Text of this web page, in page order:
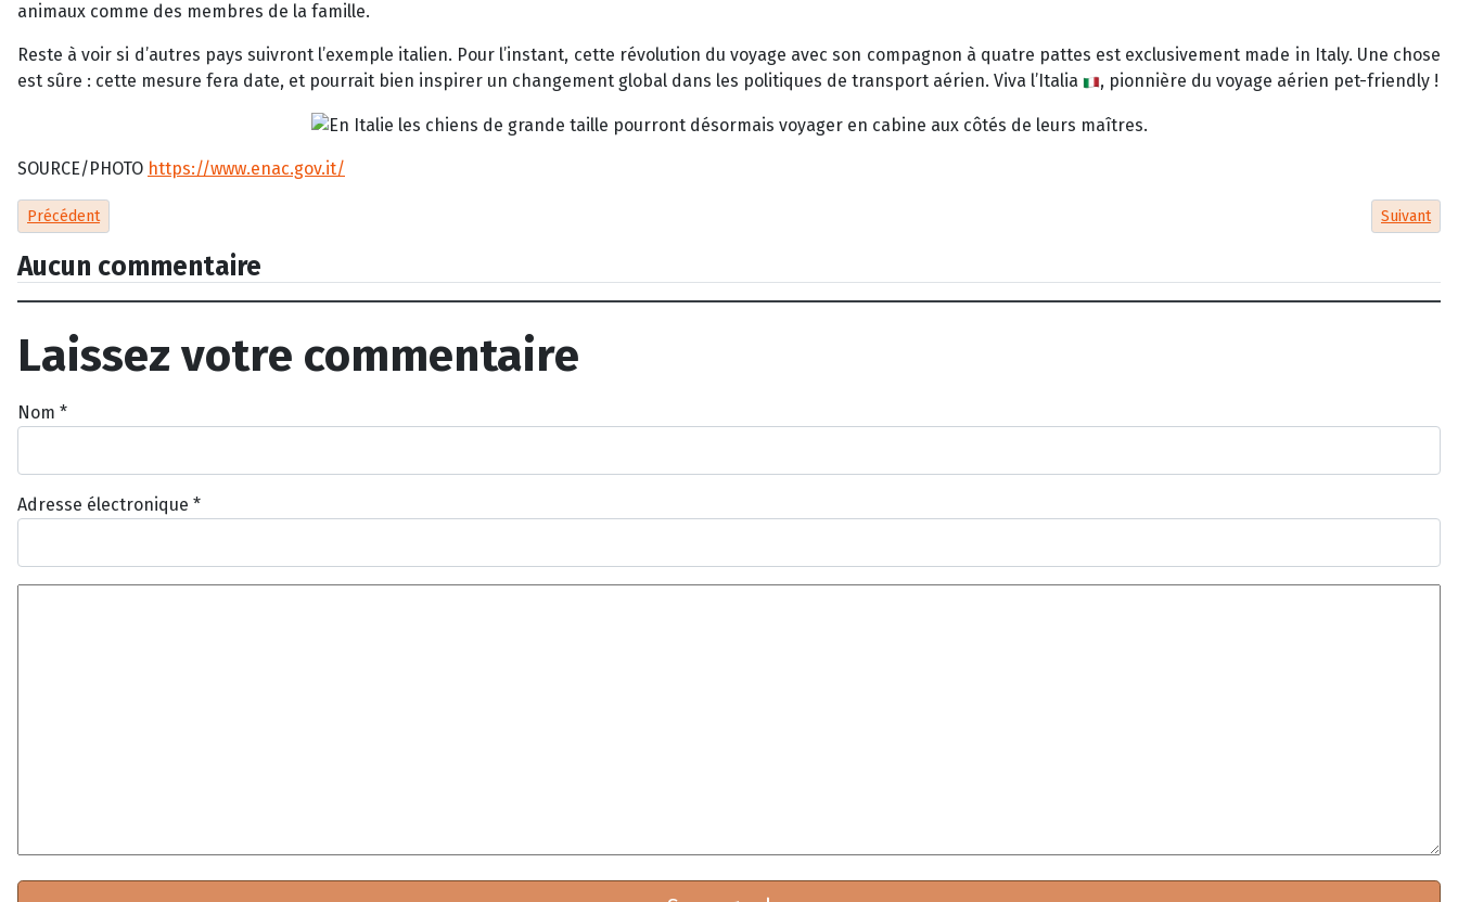
animaux comme des membres de la famille.
Reste à voir si d’autres pays suivront l’exemple italien. Pour l’instant, cette révolution du voyage avec son compagnon à quatre pattes est exclusivement made in Italy. Une chose
est sûre : cette mesure fera date, et pourrait bien inspirer un changement global dans les politiques de transport aérien. Viva l’Italia
, pionnière du voyage aérien pet-friendly !
SOURCE/PHOTO https://www.enac.gov.it/
Article précédent : Pour tous les chiens de la terre
Précédent Article
Suivant
Aucun commentaire
Laissez votre commentaire
Nom *
Adresse électronique *
*